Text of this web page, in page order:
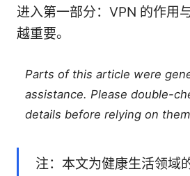
进入第一部分：VPN 的作用
越重要。
Parts of this article were
assistance. Please double-
details before relying on
注：本文为健康生活领域